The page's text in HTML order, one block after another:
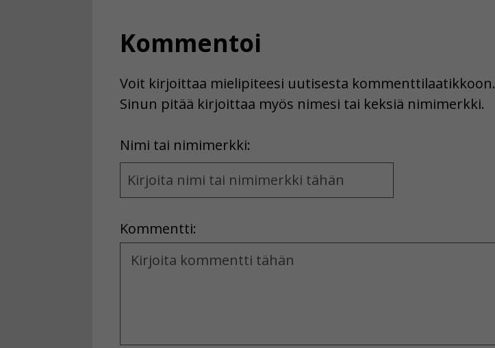
Kommentoi
Voit kirjoittaa mielipiteesi uutisesta kommenttilaatikkoon.
Sinun pitää kirjoittaa myös nimesi tai keksiä nimimerkki.
Nimi tai nimimerkki:
Name
and
Kommentti:
Kommentti